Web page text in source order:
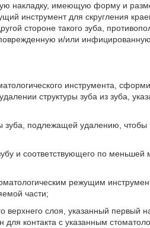
накладку, имеющую форму и
инструмент для скругления
стороне такого зуба,
и/или инфицированную
инструмента,
структуры зуба из зуба,
подлежащей удалению, чтобы
и соответствующего по меньшей
режущим
части;
верхнего слоя, указанный первый
для контакта с указанным